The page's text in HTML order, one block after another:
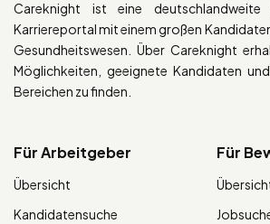
Careknight ist eine
Karriereportal mit einem großen
Gesundheitswesen. Über Careknight
Möglichkeiten, geeignete Kandidaten
Bereichen zu finden.
Für Arbeitgeber
Übersicht
Kandidatensuche
Für